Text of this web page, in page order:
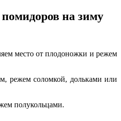
на зиму
место от плодоножки и режем
режем соломкой, дольками или
полукольцами.